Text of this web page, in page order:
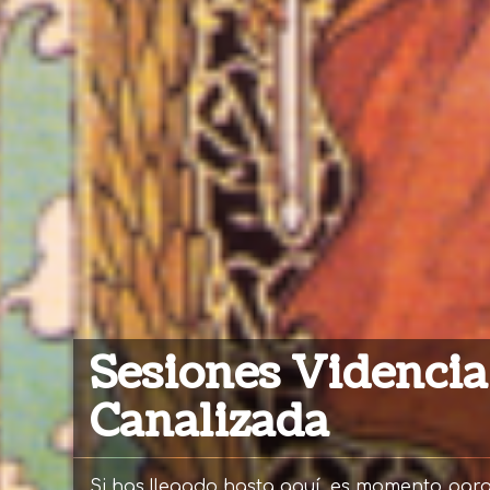
Sesiones Videncia
Canalizada